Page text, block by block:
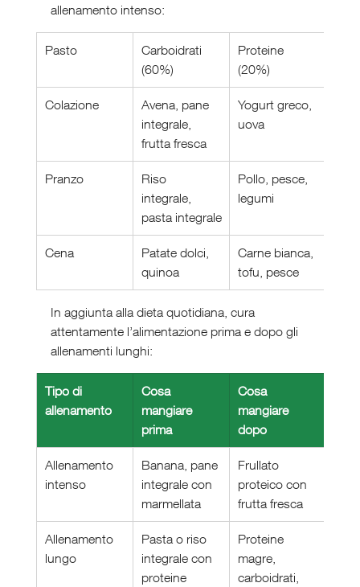
allenamento intenso:
Pasto
Carboidrati
(60%)
Proteine
(20%)
Colazione
Avena, pane
integrale,
frutta fresca
Yogurt greco,
uova
Pranzo
Riso
integrale,
pasta integrale
Pollo, pesce,
legumi
Cena
Patate dolci,
quinoa
Carne bianca,
tofu, pesce
In aggiunta alla dieta quotidiana, cura
attentamente l’alimentazione prima e dopo gli
allenamenti lunghi:
Tipo di
allenamento
Cosa
mangiare
prima
Cosa
mangiare
dopo
Allenamento
intenso
Banana, pane
integrale con
marmellata
Frullato
proteico con
frutta fresca
Allenamento
lungo
Pasta o riso
integrale con
proteine
Proteine
magre,
carboidrati,